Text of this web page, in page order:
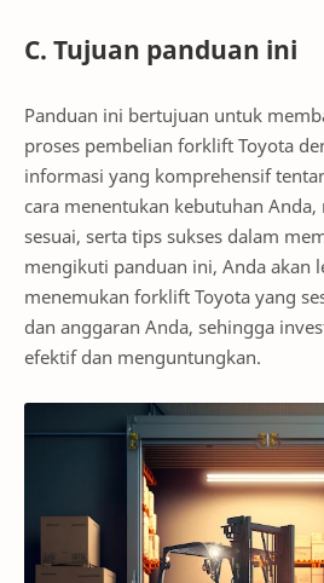
C. Tujuan panduan ini
Panduan ini bertujuan untuk
proses pembelian forklift Toyota
informasi yang komprehensif
cara menentukan kebutuhan
sesuai, serta tips sukses dalam
mengikuti panduan ini, Anda akan
menemukan forklift Toyota yang
dan anggaran Anda, sehingga
efektif dan menguntungkan.